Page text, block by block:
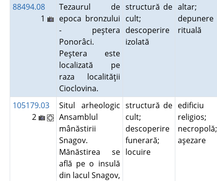
88494.08
1
Tezaurul de
epoca bronzului
- peştera
Ponorâci.
Peştera este
localizată pe
raza localităţii
Cioclovina.
structură de
cult;
descoperire
izolată
altar;
depunere
rituală
105179.03
2
Situl arheologic
Ansamblul
mânăstirii
Snagov.
Mănăstirea se
află pe o insulă
din lacul Snagov,
structură de
cult;
descoperire
funerară;
locuire
edificiu
religios;
necropolă;
aşezare